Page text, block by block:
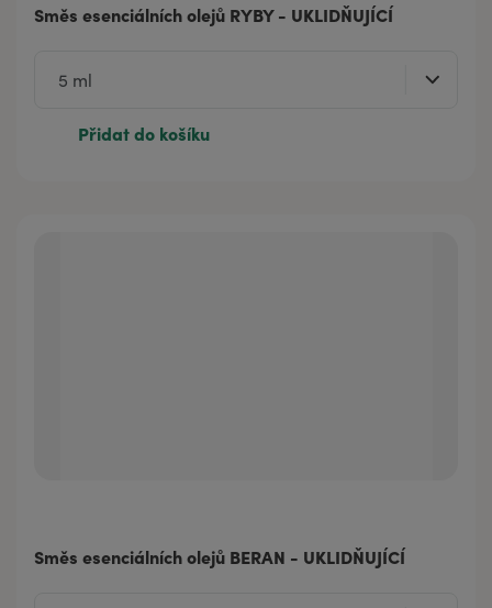
Směs esenciálních olejů RYBY - UKLIDŇUJÍCÍ
Přidat do košíku
Směs esenciálních olejů BERAN - UKLIDŇUJÍCÍ